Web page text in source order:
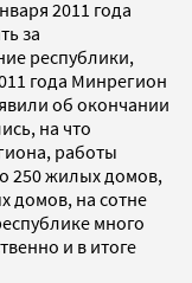
2011 года
за
республики,
года Минрегион
об окончании
на что
работы
250 жилых домов,
домов, на сотне
много
и в итоге